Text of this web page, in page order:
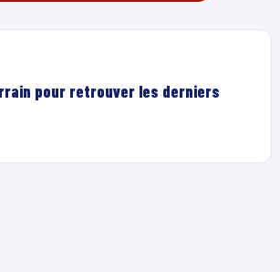
pour retrouver les derniers